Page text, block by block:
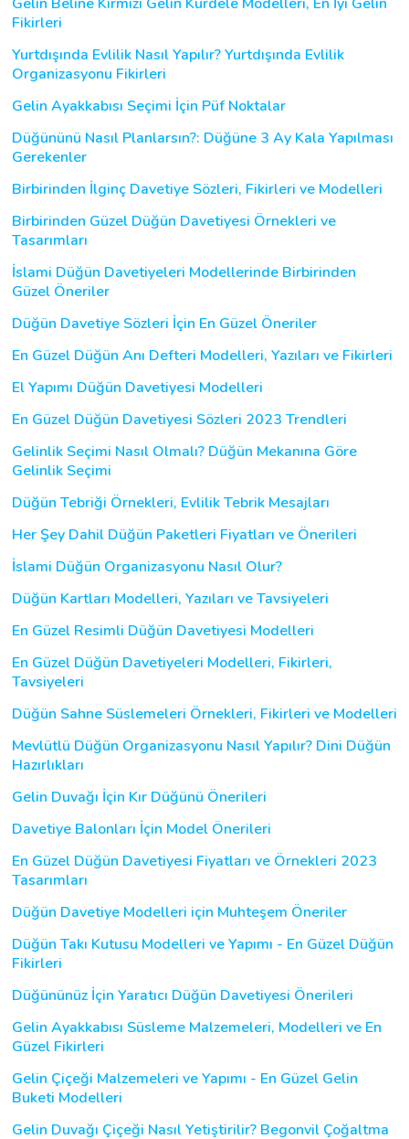
Fikirleri
Yurtdışında Evlilik Nasıl Yapılır? Yurtdışında Evlilik
Organizasyonu Fikirleri
Gelin Ayakkabısı Seçimi İçin Püf Noktalar
Düğününü Nasıl Planlarsın?: Düğüne 3 Ay Kala Yapılması
Gerekenler
Birbirinden İlginç Davetiye Sözleri, Fikirleri ve Modelleri
Birbirinden Güzel Düğün Davetiyesi Örnekleri ve
Tasarımları
İslami Düğün Davetiyeleri Modellerinde Birbirinden
Güzel Öneriler
Düğün Davetiye Sözleri İçin En Güzel Öneriler
En Güzel Düğün Anı Defteri Modelleri, Yazıları ve Fikirleri
El Yapımı Düğün Davetiyesi Modelleri
En Güzel Düğün Davetiyesi Sözleri 2023 Trendleri
Gelinlik Seçimi Nasıl Olmalı? Düğün Mekanına Göre
Gelinlik Seçimi
Düğün Tebriği Örnekleri, Evlilik Tebrik Mesajları
Her Şey Dahil Düğün Paketleri Fiyatları ve Önerileri
İslami Düğün Organizasyonu Nasıl Olur?
Düğün Kartları Modelleri, Yazıları ve Tavsiyeleri
En Güzel Resimli Düğün Davetiyesi Modelleri
En Güzel Düğün Davetiyeleri Modelleri, Fikirleri,
Tavsiyeleri
Düğün Sahne Süslemeleri Örnekleri, Fikirleri ve Modelleri
Mevlütlü Düğün Organizasyonu Nasıl Yapılır? Dini Düğün
Hazırlıkları
Gelin Duvağı İçin Kır Düğünü Önerileri
Davetiye Balonları İçin Model Önerileri
En Güzel Düğün Davetiyesi Fiyatları ve Örnekleri 2023
Tasarımları
Düğün Davetiye Modelleri için Muhteşem Öneriler
Düğün Takı Kutusu Modelleri ve Yapımı - En Güzel Düğün
Fikirleri
Düğününüz İçin Yaratıcı Düğün Davetiyesi Önerileri
Gelin Ayakkabısı Süsleme Malzemeleri, Modelleri ve En
Güzel Fikirleri
Gelin Çiçeği Malzemeleri ve Yapımı - En Güzel Gelin
Buketi Modelleri
Gelin Duvağı Çiçeği Nasıl Yetiştirilir? Begonvil Çoğaltma